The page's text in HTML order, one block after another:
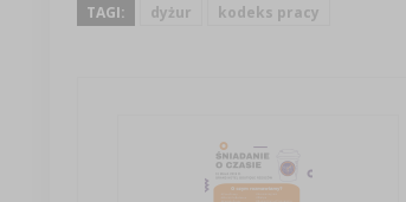
TAGI: dyżur kodeks pracy